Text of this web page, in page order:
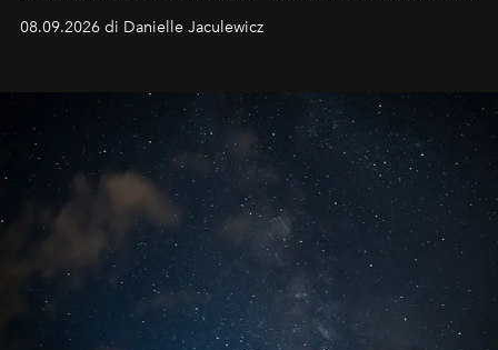
dell'autunno?
08.09.2026 di Danielle Jaculewicz